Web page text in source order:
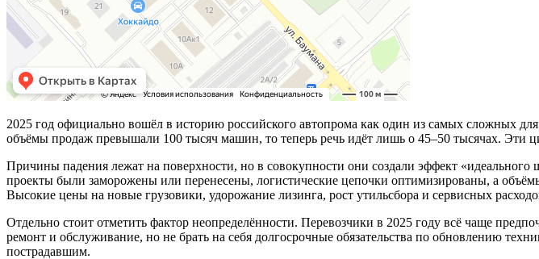
2025 год официально вошёл в историю российского автопрома как один из самых сложных
объёмы продаж превышали 100 тысяч машин, то теперь речь идёт лишь о 45–50 тысячах. Эти
Причины падения лежат на поверхности, но в совокупности они создали эффект
проекты были заморожены или перенесены, логистические цепочки оптимизированы, а
Высокие цены на новые грузовики, удорожание лизинга, рост утильсбора и сервисных
Отдельно стоит отметить фактор неопределённости. Перевозчики в 2025 году всё чаще
ремонт и обслуживание, но не брать на себя долгосрочные обязательства по обновлению
пострадавшим.